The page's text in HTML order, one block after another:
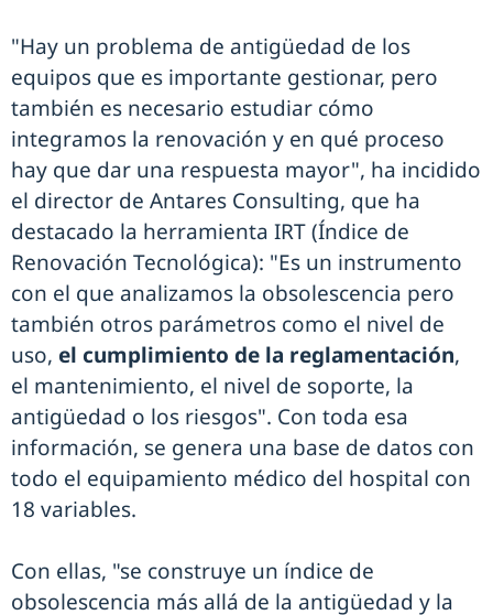
"Hay un problema de antigüedad de los
equipos que es importante gestionar, pero
también es necesario estudiar cómo
integramos la renovación y en qué proceso
hay que dar una respuesta mayor", ha incidido
el director de Antares Consulting, que ha
destacado la herramienta IRT (Índice de
Renovación Tecnológica): "Es un instrumento
con el que analizamos la obsolescencia pero
también otros parámetros como el nivel de
uso, el cumplimiento de la reglamentación,
el mantenimiento, el nivel de soporte, la
antigüedad o los riesgos". Con toda esa
información, se genera una base de datos con
todo el equipamiento médico del hospital con
18 variables.
Con ellas, "se construye un índice de
obsolescencia más allá de la antigüedad y la